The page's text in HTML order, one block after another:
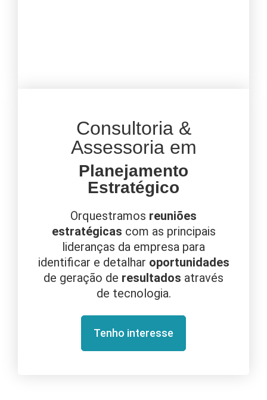
Consultoria &
Assessoria em
Planejamento
Estratégico
Orquestramos reuniões
estratégicas com as principais
lideranças da empresa para
identificar e detalhar oportunidades
de geração de resultados através
de tecnologia.
Tenho interesse